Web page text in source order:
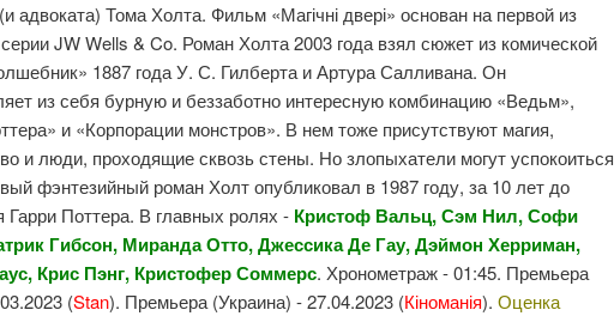
адвоката) Тома Холта. Фильм «Магічні двері» основан на первой из
JW Wells & Co. Роман Холта 2003 года взял сюжет из комической
1887 года У. С. Гилберта и Артура Салливана. Он
из себя бурную и беззаботно интересную комбинацию «Ведьм»,
и «Корпорации монстров». В нем тоже присутствуют магия,
и люди, проходящие сквозь стены. Но злопыхатели могут успокоиться
фэнтезийный роман Холт опубликовал в 1987 году, за 10 лет до
Гарри Поттера. В главных ролях - Кристоф Вальц, Сэм Нил, Софи
Гибсон, Миранда Отто, Джессика Де Гау, Дэймон Херриман,
Крис Пэнг, Кристофер Соммерс. Хронометраж - 01:45. Премьера
(Stan). Премьера (Украина) - 27.04.2023 (Кіноманія).Оценка